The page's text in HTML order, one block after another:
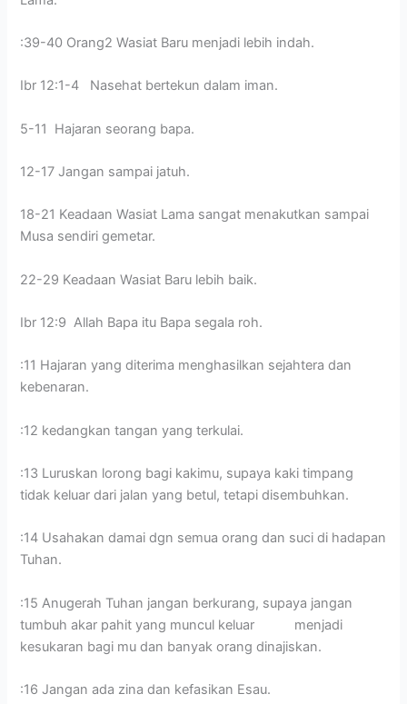
:39-40 Orang2 Wasiat Baru menjadi lebih indah.
Ibr 12:1-4 Nasehat bertekun dalam iman.
5-11 Hajaran seorang bapa.
12-17 Jangan sampai jatuh.
18-21 Keadaan Wasiat Lama sangat menakutkan sampai
Musa sendiri gemetar.
22-29 Keadaan Wasiat Baru lebih baik.
Ibr 12:9 Allah Bapa itu Bapa segala roh.
:11 Hajaran yang diterima menghasilkan sejahtera dan
kebenaran.
:12 kedangkan tangan yang terkulai.
:13 Luruskan lorong bagi kakimu, supaya kaki timpang
tidak keluar dari jalan yang betul, tetapi disembuhkan.
:14 Usahakan damai dgn semua orang dan suci di hadapan
Tuhan.
:15 Anugerah Tuhan jangan berkurang, supaya jangan
tumbuh akar pahit yang muncul keluar menjadi
kesukaran bagi mu dan banyak orang dinajiskan.
:16 Jangan ada zina dan kefasikan Esau.